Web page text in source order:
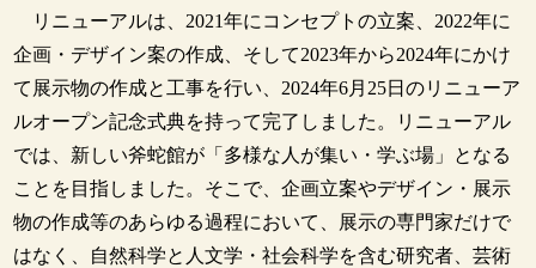
リニューアルは、2021年にコンセプトの立案、2022年に
企画・デザイン案の作成、そして2023年から2024年にかけ
て展示物の作成と工事を行い、2024年6月25日のリニューア
ルオープン記念式典を持って完了しました。リニューアル
では、新しい斧蛇館が「多様な人が集い・学ぶ場」となる
ことを目指しました。そこで、企画立案やデザイン・展示
物の作成等のあらゆる過程において、展示の専門家だけで
はなく、自然科学と人文学・社会科学を含む研究者、芸術